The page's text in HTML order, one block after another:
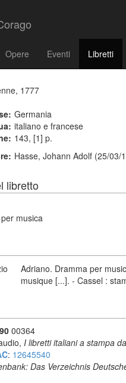
Opere Eventi Libretti
1777
Germania
italiano e francese
143, [1] p.
Hasse, Johann Adolf (25/03/
libretto
musica
Adriano. Dramma per
musique [...]. - Cassel :
00364
I libretti italiani a stampa
: 12645540
Das Verzeichnis